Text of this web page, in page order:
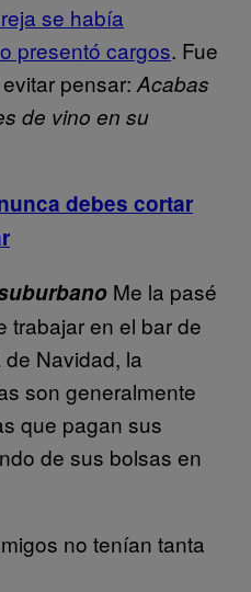
se había
presentó cargos. Fue
pensar: Acabas
de vino en su
debes cortar
Me la pasé
trabajar en el bar de
Navidad, la
son generalmente
que pagan sus
de sus bolsas en
no tenían tanta